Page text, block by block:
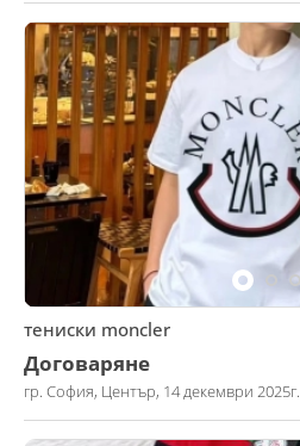
тениски moncler
Договаряне
гр. София, Център, 14 декември 2025г.